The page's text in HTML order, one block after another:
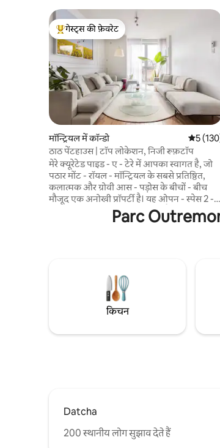
गेस्ट्स का टॉप फ़ेवरेट
गेस्ट्स की फ़ेवरेट
मॉन्ट्रियल में कॉन्डो औसत
5
ठाठ पेंटहाउस | टॉप लोकेशन, निजी रूफ़टॉप
मेरे क्यूरेटेड पाइड - ए - टेरे में आपका स्वागत है, जो
पठार मोंट - रॉयल - मॉन्ट्रियल के सबसे प्रतिष्ठित,
कलात्मक और ग्रोवी आस - पड़ोस के बीचों - बीच
मौजूद एक अनोखी प्रॉपर्टी है। यह ओपन - स्पेस 2 -
बेडरूम वाला लॉफ़्ट धूप में डूबा हुआ है और इसमें
डिज़ाइनर फ़र्नीचर, हाई - एंड उपकरण और आलीशान
डार्लिंग में पेय। बोनस: सेंट - विएटर बैगल पैदल दूरी
Parc
किचन
Datcha
200 स्थानीय लोग सुझाव देते हैं